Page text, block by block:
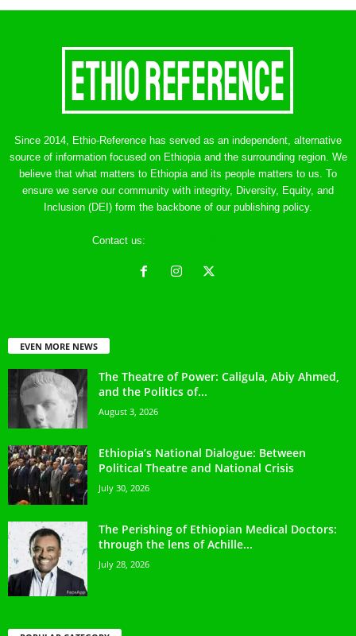
Since 2014, Ethio-Reference has served as an independent, alternative
source of information focused on Ethiopia and the surrounding region. We
believe that what matters to Ethiopia and its people matters to us. To
ensure we serve our community with integrity, Diversity, Equity, and
Inclusion (DEI) form the backbone of our publishing policy.
Contact us:
EVEN MORE NEWS
The Theatre of Power: Caligula, Abiy Ahmed,
and the Politics of...
August 3, 2026
Ethiopia’s National Dialogue: Between
Political Theatre and National Crisis
July 30, 2026
The Perishing of Ethiopian Medical Doctors:
through the lens of Achille...
July 28, 2026